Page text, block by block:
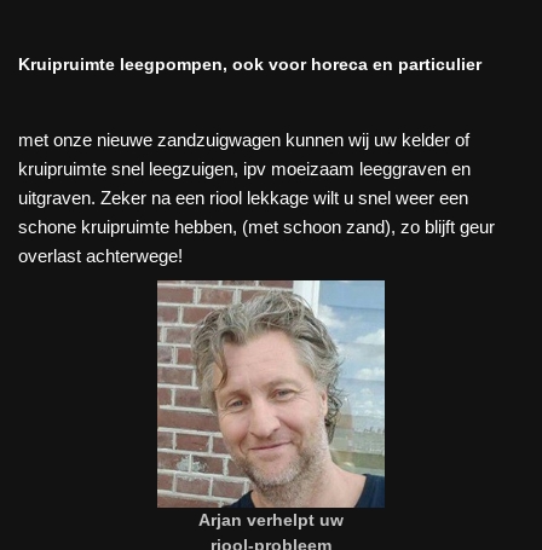
Kruipruimte leegpompen, ook voor horeca en particulier
met onze nieuwe zandzuigwagen kunnen wij uw kelder of
kruipruimte snel leegzuigen, ipv moeizaam leeggraven en
uitgraven. Zeker na een riool lekkage wilt u snel weer een
schone kruipruimte hebben, (met schoon zand), zo blijft geur
overlast achterwege!
Arjan verhelpt uw
riool-probleem